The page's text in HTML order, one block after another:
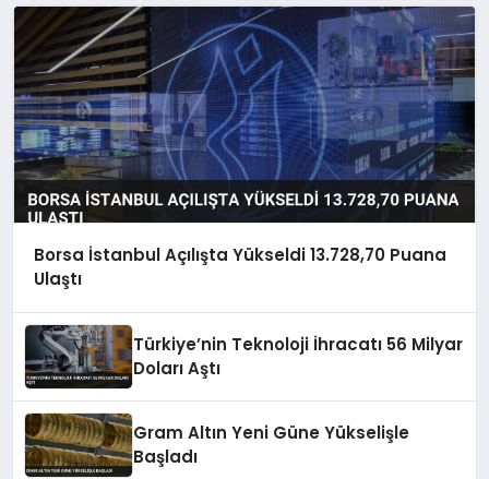
Borsa İstanbul Açılışta Yükseldi 13.728,70 Puana
Ulaştı
Türkiye’nin Teknoloji İhracatı 56 Milyar
Doları Aştı
Gram Altın Yeni Güne Yükselişle
Başladı